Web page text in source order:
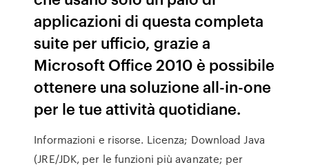
applicazioni di questa completa
suite per ufficio, grazie a
Microsoft Office 2010 è possibile
ottenere una soluzione all-in-one
per le tue attività quotidiane.
Informazioni e risorse. Licenza; Download Java
(JRE/JDK, per le funzioni più avanzate; per